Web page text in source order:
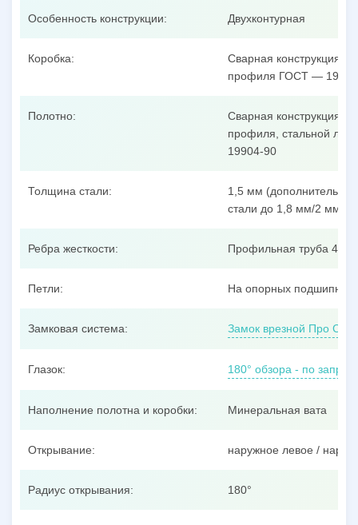
Особенность конструкции: Двухконтурная
Коробка:
Сварная конструкция из
профиля ГОСТ —
Полотно:
Сварная конструкция из
профиля, стальной
19904-90
Толщина стали:
1,5 мм
стали до 1,8 мм/2 мм/3
Ребра жесткости: Профильная труба
Петли: На опорных
Замковая система: Замок врезной Про Сам
Глазок: 180° обзора - по
Наполнение полотна и коробки: Минеральная вата
Открывание: наружное левое /
Радиус открывания: 180°